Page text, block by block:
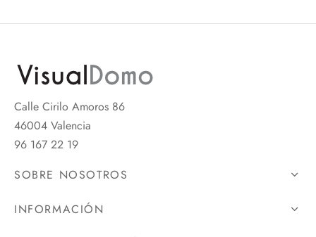
Calle Cirilo Amoros 86
46004 Valencia
96 167 22 19
SOBRE NOSOTROS
INFORMACIÓN